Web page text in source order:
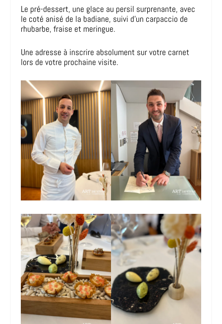
Le pré-dessert, une glace au persil surprenante, avec
le coté anisé de la badiane, suivi d’un carpaccio de
rhubarbe, fraise et meringue.
Une adresse à inscrire absolument sur votre carnet
lors de votre prochaine visite.